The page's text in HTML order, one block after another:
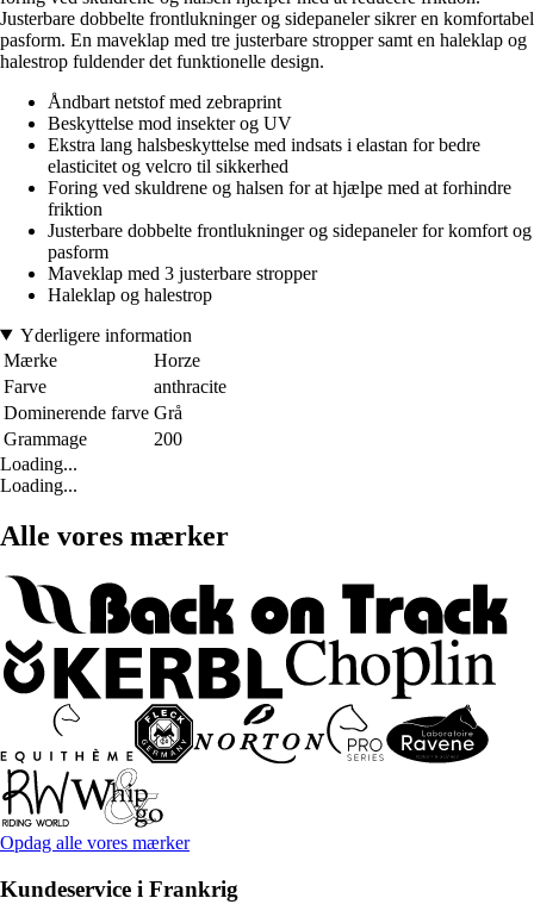
Justerbare dobbelte frontlukninger og sidepaneler sikrer en komfortabel
pasform. En maveklap med tre justerbare stropper samt en haleklap og
halestrop fuldender det funktionelle design.
Åndbart netstof med zebraprint
Beskyttelse mod insekter og UV
Ekstra lang halsbeskyttelse med indsats i elastan for bedre
elasticitet og velcro til sikkerhed
Foring ved skuldrene og halsen for at hjælpe med at forhindre
friktion
Justerbare dobbelte frontlukninger og sidepaneler for komfort og
pasform
Maveklap med 3 justerbare stropper
Haleklap og halestrop
Yderligere information
Mærke
Horze
Farve
anthracite
Dominerende farve Grå
Grammage
200
Loading...
Loading...
Alle vores mærker
Opdag alle vores mærker
Kundeservice i Frankrig